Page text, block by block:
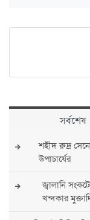
সর্বশেষ
শহীদ রুদ্র
উপাচার্যের
জ্বালানি
খন্দকার